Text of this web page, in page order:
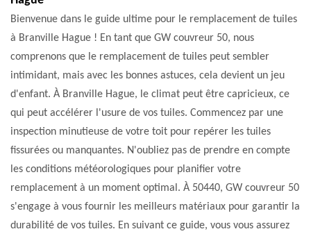
Bienvenue dans le guide ultime pour le remplacement de tuiles
à Branville Hague ! En tant que GW couvreur 50, nous
comprenons que le remplacement de tuiles peut sembler
intimidant, mais avec les bonnes astuces, cela devient un jeu
d'enfant. À Branville Hague, le climat peut être capricieux, ce
qui peut accélérer l'usure de vos tuiles. Commencez par une
inspection minutieuse de votre toit pour repérer les tuiles
fissurées ou manquantes. N'oubliez pas de prendre en compte
les conditions météorologiques pour planifier votre
remplacement à un moment optimal. À 50440, GW couvreur 50
s'engage à vous fournir les meilleurs matériaux pour garantir la
durabilité de vos tuiles. En suivant ce guide, vous vous assurez